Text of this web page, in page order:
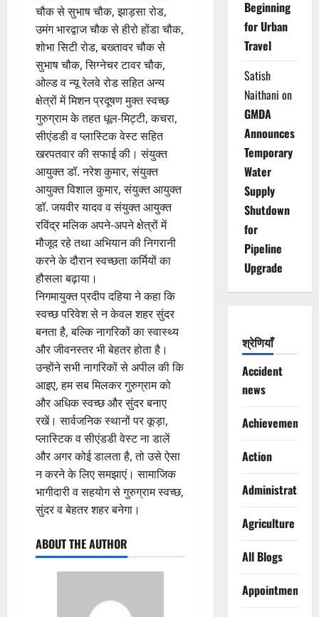
चौक से सुभाष चौक, झाड़सा रोड,
उमंग भारद्वाज चौक से हीरो होंडा चौक,
शोभा सिटी रोड, बख्तावर चौक से
सुभाष चौक, सिग्नेचर टावर चौक,
ओल्ड व न्यू रेलवे रोड सहित अन्य
क्षेत्रों में मिशन प्रदूषण मुक्त स्वच्छ
गुरुग्राम के तहत धूल-मिट्टी, कचरा,
सीएंडडी व प्लास्टिक वेस्ट सहित
खरपतवार की सफाई की। संयुक्त
आयुक्त डॉ. नरेश कुमार, संयुक्त
आयुक्त विशाल कुमार, संयुक्त आयुक्त
डॉ. जयवीर यादव व संयुक्त आयुक्त
रविंद्र मलिक अपने-अपने क्षेत्रों में
मौजूद रहे तथा अभियान की निगरानी
करने के दौरान स्वच्छता कर्मियों का
हौसला बढ़ाया।
निगमायुक्त प्रदीप दहिया ने कहा कि
स्वच्छ परिवेश से न केवल शहर सुंदर
बनता है, बल्कि नागरिकों का स्वास्थ्य
और जीवनस्तर भी बेहतर होता है।
उन्होंने सभी नागरिकों से अपील की कि
आइए, हम सब मिलकर गुरुग्राम को
और अधिक स्वच्छ और सुंदर बनाए
रखें। सार्वजनिक स्थानों पर कूड़ा,
प्लास्टिक व सीएंडडी वेस्ट ना डालें
और अगर कोई डालता है, तो उसे ऐसा
न करने के लिए समझाएं। सामाजिक
भागीदारी व सहयोग से गुरुग्राम स्वच्छ,
सुंदर व बेहतर शहर बनेगा।
ABOUT THE AUTHOR
Beginning
for Urban
Travel
Satish
Naithani on
GMDA
Announces
Temporary
Water
Supply
Shutdown
for
Pipeline
Upgrade
श्रेणियाँ
Accident
news
Achievements
Action
Administration
Agriculture
All Blogs
Appointments